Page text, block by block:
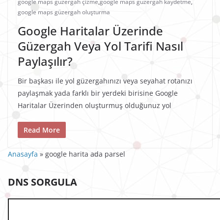
google maps güzergah çizme,google maps güzergah kaydetme,
google maps güzergah oluşturma
Google Haritalar Üzerinde
Güzergah Veya Yol Tarifi Nasıl
Paylaşılır?
Bir başkası ile yol güzergahınızı veya seyahat rotanızı
paylaşmak yada farklı bir yerdeki birisine Google
Haritalar Üzerinden oluşturmuş olduğunuz yol
Read More
Anasayfa » google harita ada parsel
DNS SORGULA